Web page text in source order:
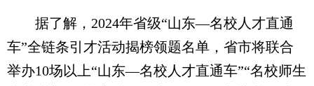
据了解，2024年省级“山东—名校人才直通
车”全链条引才活动揭榜领题名单，省市将联合
举办10场以上“山东—名校人才直通车”“名校师生